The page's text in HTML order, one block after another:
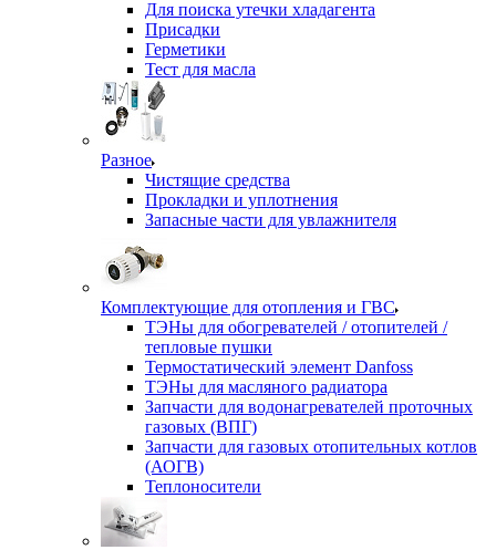
Для поиска утечки хладагента
Присадки
Герметики
Тест для масла
Разное
Чистящие средства
Прокладки и уплотнения
Запасные части для увлажнителя
Комплектующие для отопления и ГВС
ТЭНы для обогревателей / отопителей /
тепловые пушки
Термостатический элемент Danfoss
ТЭНы для масляного радиатора
Запчасти для водонагревателей проточных
газовых (ВПГ)
Запчасти для газовых отопительных котлов
(АОГВ)
Теплоносители